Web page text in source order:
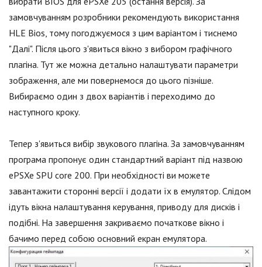
замовчуванням розробники рекомендують використання
HLE Bios, тому погоджуємося з цим варіантом і тиснемо
"Далі". Після цього з'явиться вікно з вибором графічного
плагіна. Тут же можна детально налаштувати параметри
зображення, але ми повернемося до цього пізніше.
Вибираємо один з двох варіантів і переходимо до
наступного кроку.
Тепер з'явиться вибір звукового плагіна. За замовчуванням
програма пропонує один стандартний варіант під назвою
ePSXe SPU core 200. При необхідності ви можете
завантажити сторонні версії і додати їх в емулятор. Слідом
ідуть вікна налаштування керування, приводу для дисків і
подібні. На завершення закриваємо початкове вікно і
бачимо перед собою основний екран емулятора.